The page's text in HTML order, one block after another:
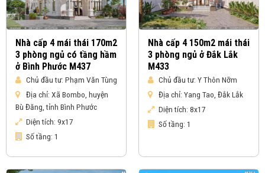
Nhà cấp 4 mái thái 170m2
3 phòng ngủ có tầng hầm
ở Bình Phước M437
Chủ đầu tư: Phạm Văn Tùng
Địa chỉ: Xã Bombo, huyện
Bù Đăng, tỉnh Bình Phước
Diện tích: 9x17
Số tầng: 1
Nhà cấp 4 150m2 mái thái
3 phòng ngủ ở Đắk Lắk
M433
Chủ đầu tư: Y Thôn Nỡm
Địa chỉ: Yang Tao, Đắk Lắk
Diện tích: 8x17
Số tầng: 1